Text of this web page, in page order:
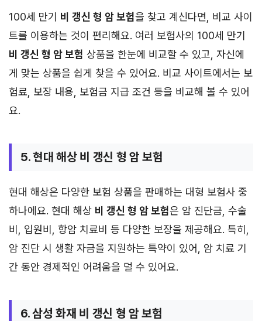
100세 만기 비 갱신 형 암 보험을 찾고 계신다면, 비교 사이
트를 이용하는 것이 편리해요. 여러 보험사의 100세 만기
비 갱신 형 암 보험 상품을 한눈에 비교할 수 있고, 자신에
게 맞는 상품을 쉽게 찾을 수 있어요. 비교 사이트에서는 보
험료, 보장 내용, 보험금 지급 조건 등을 비교해 볼 수 있어
요.
5. 현대 해상 비 갱신 형 암 보험
현대 해상은 다양한 보험 상품을 판매하는 대형 보험사 중
하나에요. 현대 해상 비 갱신 형 암 보험은 암 진단금, 수술
비, 입원비, 항암 치료비 등 다양한 보장을 제공해요. 특히,
암 진단 시 생활 자금을 지원하는 특약이 있어, 암 치료 기
간 동안 경제적인 어려움을 덜 수 있어요.
6. 삼성 화재 비 갱신 형 암 보험